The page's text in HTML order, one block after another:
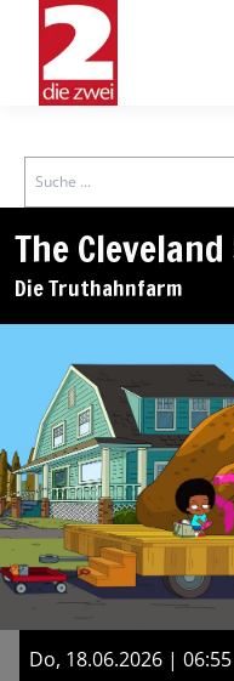
Search
The
Die Truthahnfarm
Do, 18.06.2026 |